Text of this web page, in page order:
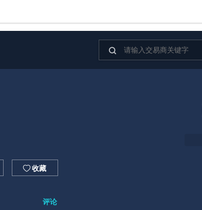

收藏
评论